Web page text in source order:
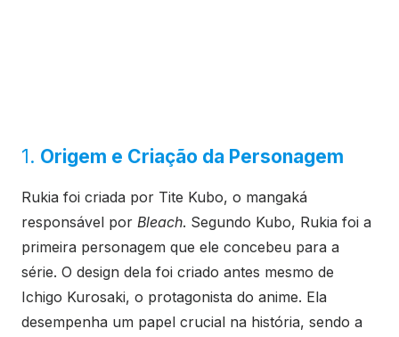
1. Origem e Criação da Personagem
Rukia foi criada por Tite Kubo, o mangaká
responsável por Bleach. Segundo Kubo, Rukia foi a
primeira personagem que ele concebeu para a
série. O design dela foi criado antes mesmo de
Ichigo Kurosaki, o protagonista do anime. Ela
desempenha um papel crucial na história, sendo a